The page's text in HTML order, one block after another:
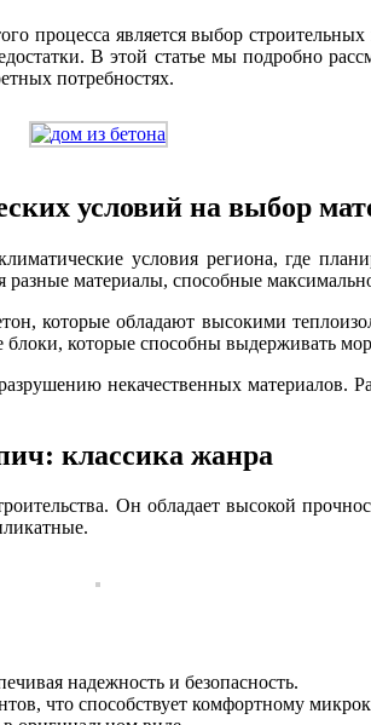
процесса является выбор
В этой статье мы подробно
потребностях.
условий на выбор
условия региона, где
материалы, способные
которые обладают высокими
которые способны выдерживать
некачественных материалов.
классика жанра
Он обладает высокой
надежность и безопасность.
что способствует комфортному